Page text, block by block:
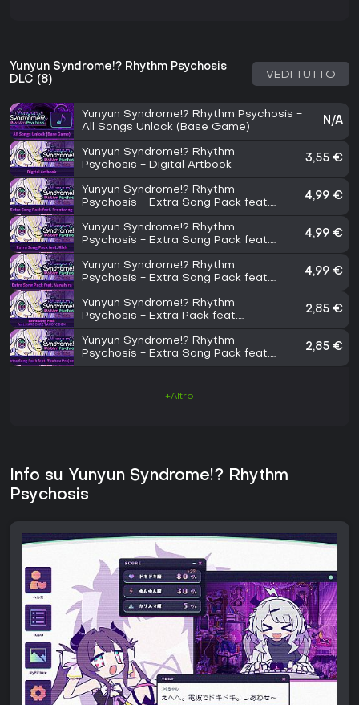
Yunyun Syndrome!? Rhythm Psychosis
DLC (8)
VEDI TUTTO
Yunyun Syndrome!? Rhythm Psychosis -
All Songs Unlock (Base Game)
N/A
Yunyun Syndrome!? Rhythm
Psychosis - Digital Artbook
3,55 €
Yunyun Syndrome!? Rhythm
Psychosis - Extra Song Pack feat.
4,99 €
Yunyun Syndrome!? Rhythm
Psychosis - Extra Song Pack feat.
4,99 €
Yunyun Syndrome!? Rhythm
Psychosis - Extra Song Pack feat.
4,99 €
Yunyun Syndrome!? Rhythm
Psychosis - Extra Pack feat.
2,85 €
Yunyun Syndrome!? Rhythm
Psychosis - Extra Song Pack feat.
2,85 €
+Altro
Info su Yunyun Syndrome!? Rhythm
Psychosis